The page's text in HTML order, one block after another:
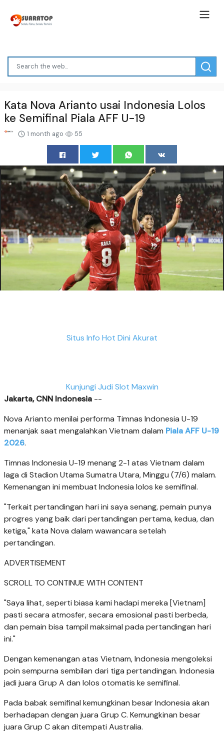
Kata Nova Arianto usai Indonesia Lolos
ke Semifinal Piala AFF U-19
1 month ago 55
Situs Info Hot Dini Akurat
Kunjungi Judi Slot Maxwin
Jakarta, CNN Indonesia --
Nova Arianto menilai performa Timnas Indonesia U-19
menanjak saat mengalahkan Vietnam dalam Piala AFF U-19
2026.
Timnas Indonesia U-19 menang 2-1 atas Vietnam dalam
laga di Stadion Utama Sumatra Utara, Minggu (7/6) malam.
Kemenangan ini membuat Indonesia lolos ke semifinal.
"Terkait pertandingan hari ini saya senang, pemain punya
progres yang baik dari pertandingan pertama, kedua, dan
ketiga," kata Nova dalam wawancara setelah
pertandingan.
ADVERTISEMENT
SCROLL TO CONTINUE WITH CONTENT
"Saya lihat, seperti biasa kami hadapi mereka [Vietnam]
pasti secara atmosfer, secara emosional pasti berbeda,
dan pemain bisa tampil maksimal pada pertandingan hari
ini."
Dengan kemenangan atas Vietnam, Indonesia mengoleksi
poin sempurna sembilan dari tiga pertandingan. Indonesia
jadi juara Grup A dan lolos otomatis ke semifinal.
Pada babak semifinal kemungkinan besar Indonesia akan
berhadapan dengan juara Grup C. Kemungkinan besar
juara Grup C akan ditempati Australia.